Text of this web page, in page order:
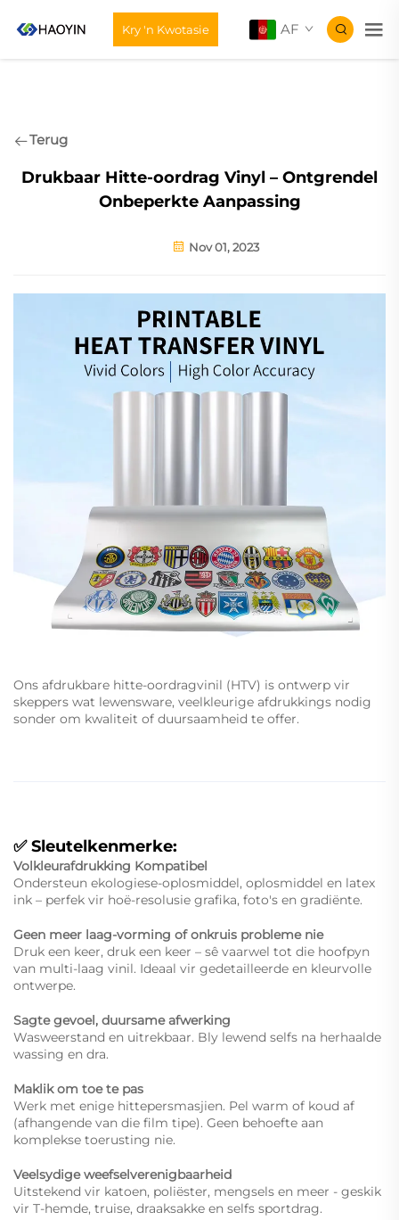
Kry 'n Kwotasie AF
Terug
Drukbaar Hitte-oordrag Vinyl – Ontgrendel
Onbeperkte Aanpassing
Nov 01, 2023
Ons afdrukbare hitte-oordragvinil (HTV) is ontwerp vir
skeppers wat lewensware, veelkleurige afdrukkings nodig
sonder om kwaliteit of duursaamheid te offer.
✅ Sleutelkenmerke:
Volkleurafdrukking Kompatibel
Ondersteun ekologiese-oplosmiddel, oplosmiddel en latex
ink – perfek vir hoë-resolusie grafika, foto's en gradiënte.
Geen meer laag-vorming of onkruis probleme nie
Druk een keer, druk een keer – sê vaarwel tot die hoofpyn
van multi-laag vinil. Ideaal vir gedetailleerde en kleurvolle
ontwerpe.
Sagte gevoel, duursame afwerking
Wasweerstand en uitrekbaar. Bly lewend selfs na herhaalde
wassing en dra.
Maklik om toe te pas
Werk met enige hittepersmasjien. Pel warm of koud af
(afhangende van die film tipe). Geen behoefte aan
komplekse toerusting nie.
Veelsydige weefselverenigbaarheid
Uitstekend vir katoen, poliëster, mengsels en meer - geskik
vir T-hemde, truise, draaksakke en selfs sportdrag.